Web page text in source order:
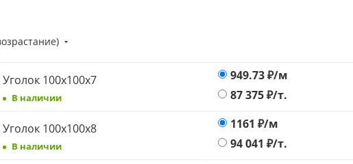
Уголок 100х100х7
В наличии
949.73₽/м
87 375₽/т.
Уголок 100х100х8
В наличии
1161 ₽/м
94 041 ₽/т.